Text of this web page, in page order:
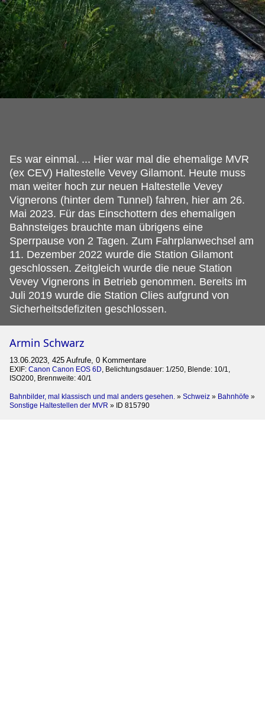
Es war einmal. ... Hier war mal die ehemalige MVR
(ex CEV) Haltestelle Vevey Gilamont. Heute muss
man weiter hoch zur neuen Haltestelle Vevey
Vignerons (hinter dem Tunnel) fahren, hier am 26.
Mai 2023. Für das Einschottern des ehemaligen
Bahnsteiges brauchte man übrigens eine
Sperrpause von 2 Tagen. Zum Fahrplanwechsel am
11. Dezember 2022 wurde die Station Gilamont
geschlossen. Zeitgleich wurde die neue Station
Vevey Vignerons in Betrieb genommen. Bereits im
Juli 2019 wurde die Station Clies aufgrund von
Sicherheitsdefiziten geschlossen.
Armin Schwarz
13.06.2023, 425 Aufrufe, 0 Kommentare
EXIF: Canon Canon EOS 6D, Belichtungsdauer: 1/250, Blende: 10/1,
ISO200, Brennweite: 40/1
Bahnbilder, mal klassisch und mal anders gesehen. » Schweiz » Bahnhöfe »
Sonstige Haltestellen der MVR » ID 815790